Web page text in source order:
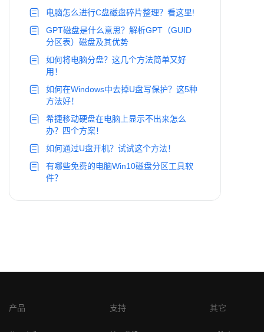
电脑怎么进行C盘磁盘碎片整理？看这里!
GPT磁盘是什么意思？解析GPT（GUID
分区表）磁盘及其优势
如何将电脑分盘？这几个方法简单又好
用！
如何在Windows中去掉U盘写保护？这5种
方法好！
希捷移动硬盘在电脑上显示不出来怎么
办？四个方案！
如何通过U盘开机？试试这个方法！
有哪些免费的电脑Win10磁盘分区工具软
件？
产品 支持 其它